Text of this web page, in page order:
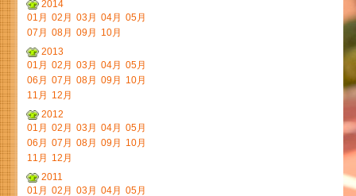
2014
01月 02月 03月 04月 05月
07月 08月 09月
10月
2013
01月 02月 03月 04月 05月
06月 07月 08月 09月
10月
11月
12月
2012
01月 02月 03月 04月 05月
06月 07月 08月 09月
10月
11月
12月
2011
01月 02月 03月 04月 05月